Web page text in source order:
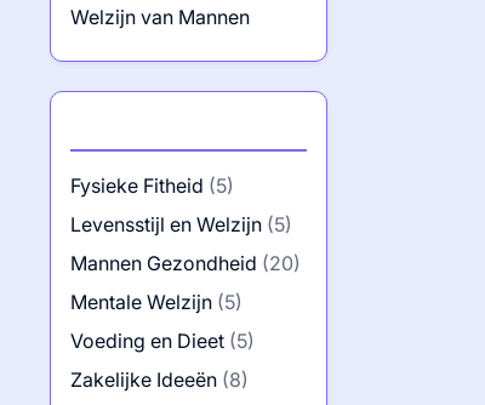
Welzijn van Mannen
Fysieke Fitheid (5)
Levensstijl en Welzijn (5)
Mannen Gezondheid (20)
Mentale Welzijn (5)
Voeding en Dieet (5)
Zakelijke Ideeën (8)